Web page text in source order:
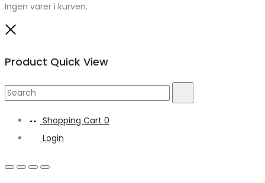
Ingen varer i kurven.
Product Quick View
Search
Shopping Cart 0
Login